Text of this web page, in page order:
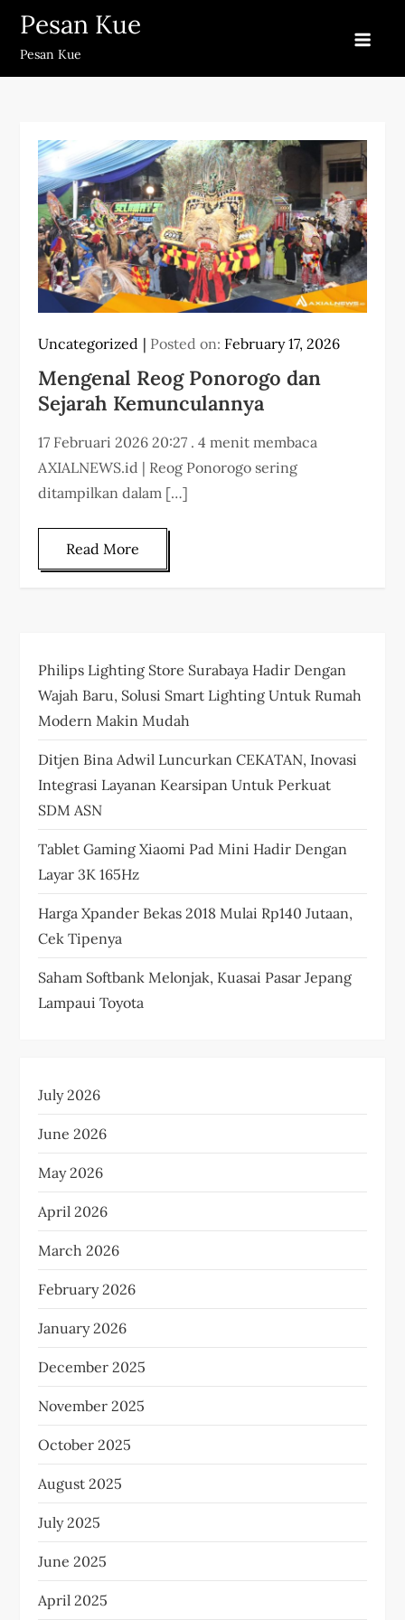
Skip
content
Pesan Kue
Pesan Kue
Uncategorized Posted on: February 17, 2026
Mengenal Reog Ponorogo dan
Sejarah Kemunculannya
17 Februari 2026 20:27 . 4 menit membaca
AXIALNEWS.id | Reog Ponorogo sering
ditampilkan dalam […]
Read More
Philips Lighting Store Surabaya Hadir Dengan
Wajah Baru, Solusi Smart Lighting Untuk Rumah
Modern Makin Mudah
Ditjen Bina Adwil Luncurkan CEKATAN, Inovasi
Integrasi Layanan Kearsipan Untuk Perkuat
SDM ASN
Tablet Gaming Xiaomi Pad Mini Hadir Dengan
Layar 3K 165Hz
Harga Xpander Bekas 2018 Mulai Rp140 Jutaan,
Cek Tipenya
Saham Softbank Melonjak, Kuasai Pasar Jepang
Lampaui Toyota
July 2026
June 2026
May 2026
April 2026
March 2026
February 2026
January 2026
December 2025
November 2025
October 2025
August 2025
July 2025
June 2025
April 2025